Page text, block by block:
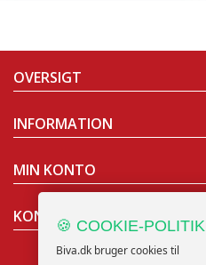
OVERSIGT
INFORMATION
MIN KONTO
KONTAKT OS
🍪 COOKIE-POLITIK
Biva.dk bruger cookies til